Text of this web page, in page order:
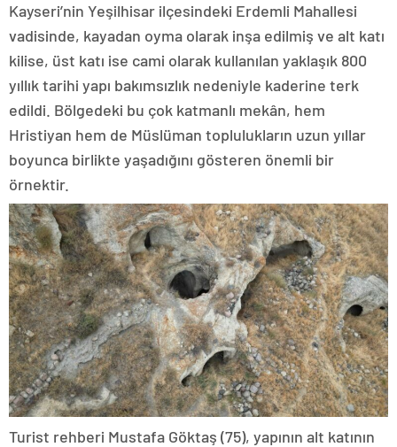
Kayseri’nin Yeşilhisar ilçesindeki Erdemli Mahallesi
vadisinde, kayadan oyma olarak inşa edilmiş ve alt katı
kilise, üst katı ise cami olarak kullanılan yaklaşık 800
yıllık tarihi yapı bakımsızlık nedeniyle kaderine terk
edildi. Bölgedeki bu çok katmanlı mekân, hem
Hristiyan hem de Müslüman toplulukların uzun yıllar
boyunca birlikte yaşadığını gösteren önemli bir
örnektir.
Turist rehberi Mustafa Göktaş (75), yapının alt katının